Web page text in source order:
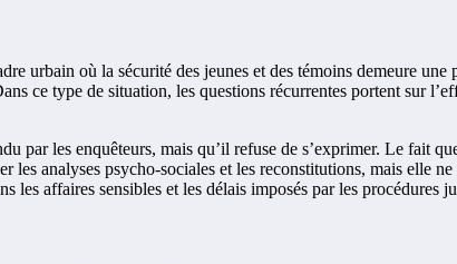
urbain où la sécurité des jeunes et des témoins demeure
ce type de situation, les questions récurrentes portent sur
par les enquêteurs, mais qu’il refuse de s’exprimer. Le fait
analyses psycho-sociales et les reconstitutions, mais elle
les affaires sensibles et les délais imposés par les procédures